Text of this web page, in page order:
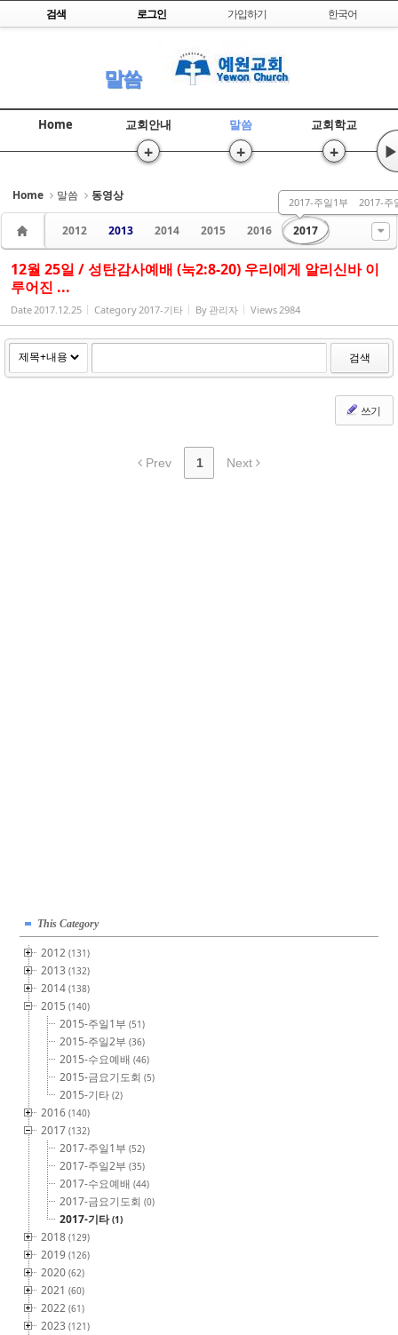
Skip to content
검색 로그인 가입하기 한국어
말씀
Home 교회안내
+
말씀
+
교회학교
+ ▶
Home 말씀 동영상
2012 2013 2014 2015 2016 2017
2017-주일1부 2017-주
12월 25일 / 성탄감사예배 (눅2:8-20) 우리에게 알리신바 이
루어진 ...
Date2017.12.25 Category2017-기타 By 관리자 Views2984
검색
쓰기
Prev 1 Next
This Category
2012(131)
2013(132)
2014(138)
2015(140)
2015-주일1부(51)
2015-주일2부(36)
2015-수요예배(46)
2015-금요기도회(5)
2015-기타(2)
2016(140)
2017(132)
2017-주일1부(52)
2017-주일2부(35)
2017-수요예배(44)
2017-금요기도회(0)
2017-기타(1)
2018(129)
2019(126)
2020(62)
2021(60)
2022(61)
2023(121)
Sketchbook5, 스케치북5
Sketchbook5, 스케치북5